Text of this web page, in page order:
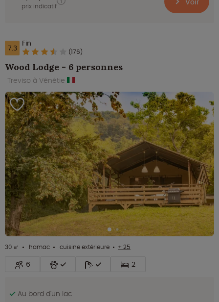
prix indicatif Voir
7.3 Fin
(176)
Wood Lodge - 6 personnes
Treviso à Vénétie
30 ㎡ hamac cuisine extérieure + 25
6 2
Au bord d'un lac